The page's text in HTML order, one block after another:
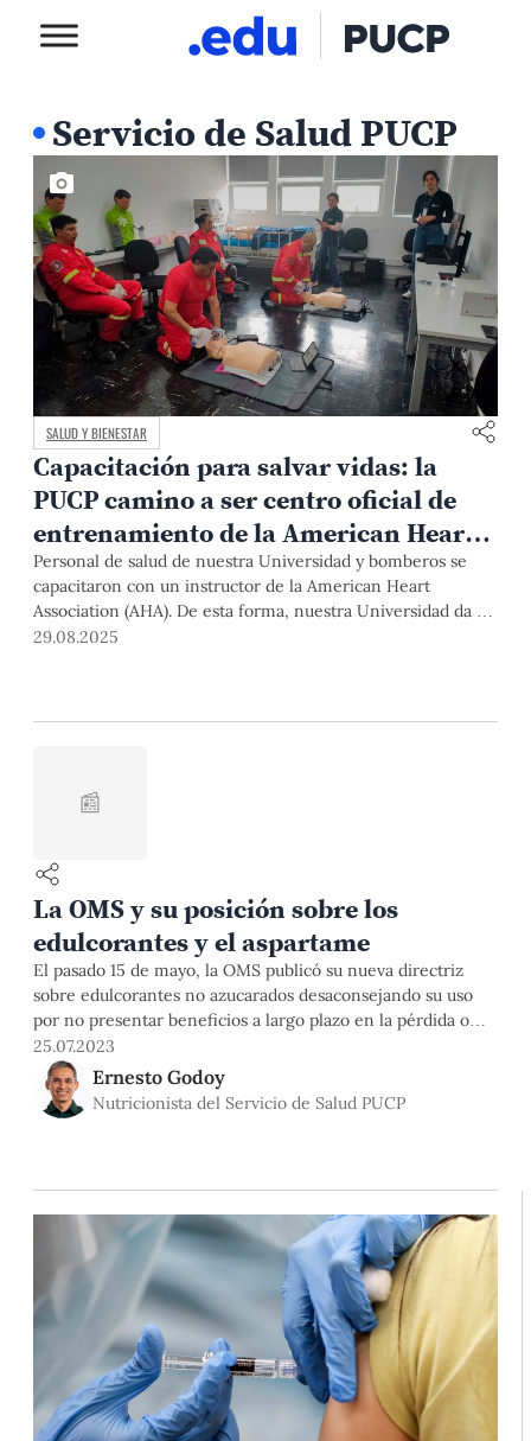
Servicio de Salud PUCP
SALUD Y BIENESTAR
Capacitación para salvar vidas: la
PUCP camino a ser centro oficial de
entrenamiento de la American Heart
Association (AHA)
Personal de salud de nuestra Universidad y bomberos se
capacitaron con un instructor de la American Heart
Association (AHA). De esta forma, nuestra Universidad da un
paso clave para convertirse en centro de entrenamiento y
29.08.2025
📰
La OMS y su posición sobre los
edulcorantes y el aspartame
El pasado 15 de mayo, la OMS publicó su nueva directriz
sobre edulcorantes no azucarados desaconsejando su uso
por no presentar beneficios a largo plazo en la pérdida o
control del peso ni en la prevención de enfermedades no
transmisibles (ENT) tanto en adultos como en niños. El
informe menciona que no hay beneficios demostrados
25.07.2023
Ernesto Godoy
Nutricionista del Servicio de Salud PUCP